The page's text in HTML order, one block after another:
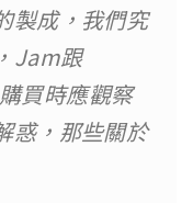
成，我們究
Jam跟
買時應觀察
惑，那些關於